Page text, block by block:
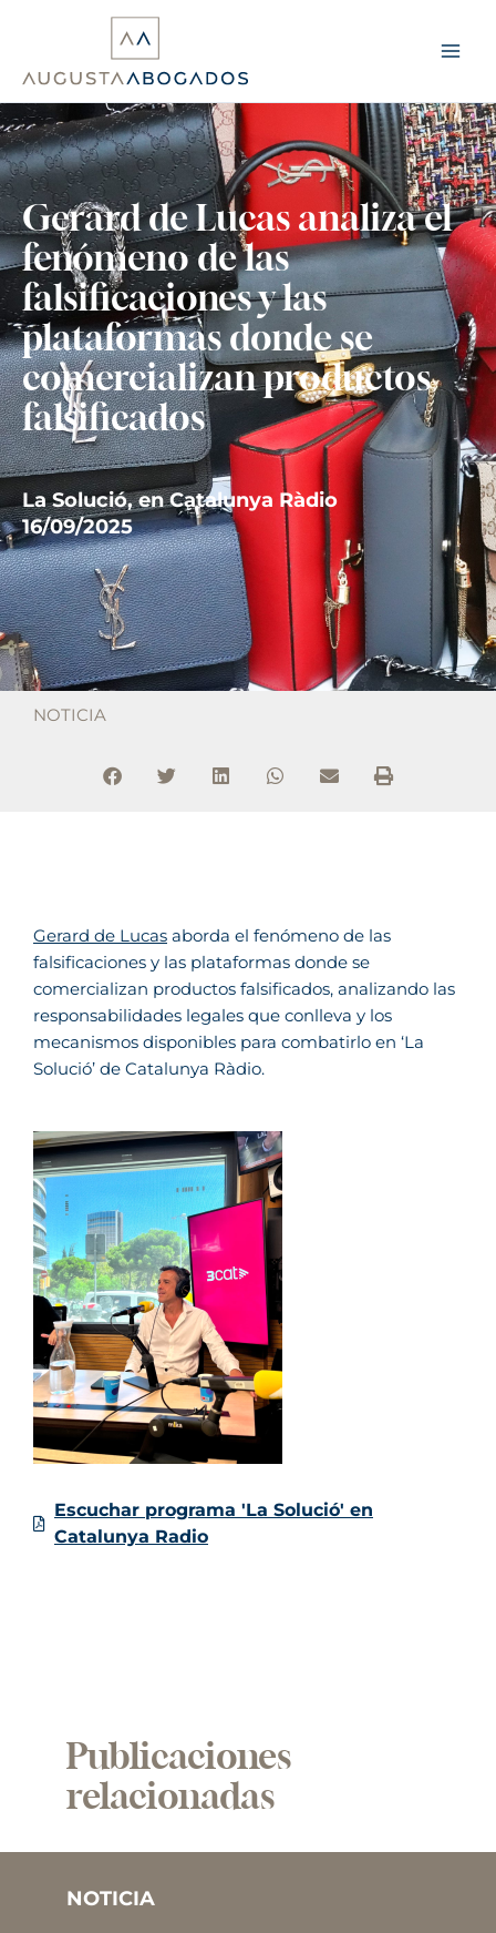
Gerard de Lucas analiza el
fenómeno de las
falsificaciones y las
plataformas donde se
comercializan productos
falsificados
La Solució, en Catalunya Ràdio
16/09/2025
NOTICIA
Gerard de Lucas aborda el fenómeno de las
falsificaciones y las plataformas donde se
comercializan productos falsificados, analizando las
responsabilidades legales que conlleva y los
mecanismos disponibles para combatirlo en ‘La
Solució’ de Catalunya Ràdio.
Escuchar programa 'La Solució' en
Catalunya Radio
Publicaciones
relacionadas
NOTICIA